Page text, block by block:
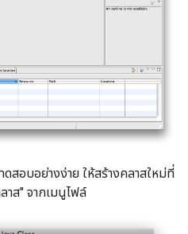
สอบอย่างง่าย ให้สร้างคลาสใหม่ที่
าส" จากเมนูไฟล์